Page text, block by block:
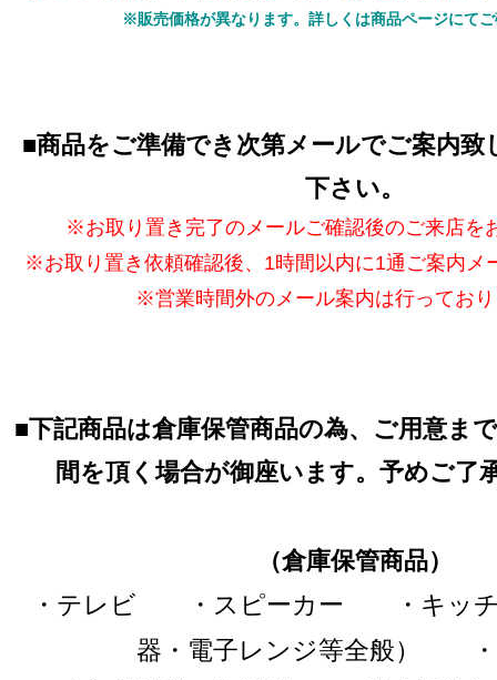
※販売価格が異なります。詳しくは商品ページにて
■商品をご準備でき次第メールでご案内致
下さい。
※お取り置き完了のメールご確認後のご来店を
※お取り置き依頼確認後、1時間以内に1通ご案内メ
※営業時間外のメール案内は行ってお
■下記商品は倉庫保管商品の為、ご用意ま
間を頂く場合が御座います。予めご了
（倉庫保管商品）
・テレビ ・スピーカー ・キッチ
器・電子レンジ等全般） ・